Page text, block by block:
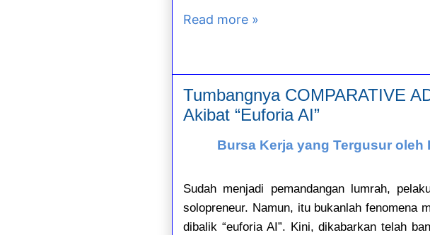
Read more »
Tumbangnya COMPARATIVE
Akibat “Euforia AI”
Bursa Kerja yang Tergusur
Sudah menjadi pemandangan lumrah,
solopreneur. Namun, itu bukanlah fenomena
dibalik “euforia AI”. Kini, dikabarkan telah